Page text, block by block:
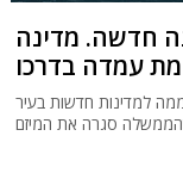
חדשה. מדינה
עמדה בדרכו
למדינות חדשות בעיר
סגרה את המיזם